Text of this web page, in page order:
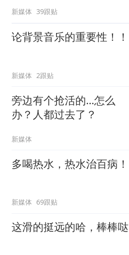
新媒体 39跟贴
论背景音乐的重要性！！
新媒体 2跟贴
旁边有个抢活的…怎么
办？人都过去了？
新媒体
多喝热水，热水治百病！
新媒体 69跟贴
这滑的挺远的哈，棒棒哒